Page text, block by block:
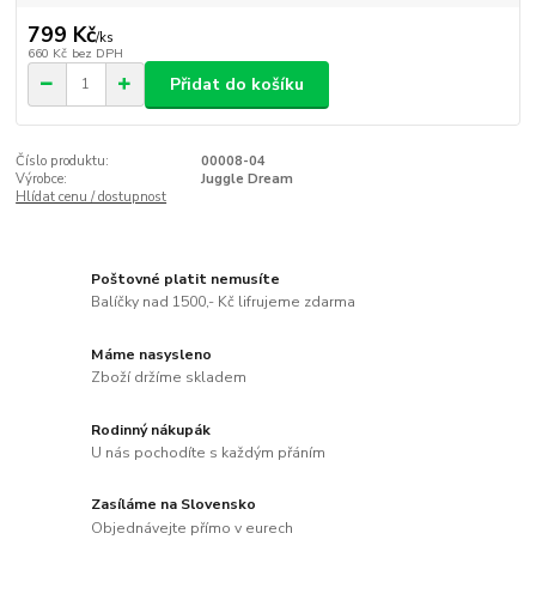
799 Kč/ks
660 Kč bez DPH
Přidat do košíku
Číslo produktu:
00008-04
Výrobce:
Juggle Dream
Hlídat cenu / dostupnost
Poštovné platit nemusíte
Balíčky nad 1500,- Kč lifrujeme zdarma
Máme nasysleno
Zboží držíme skladem
Rodinný nákupák
U nás pochodíte s každým přáním
Zasíláme na Slovensko
Objednávejte přímo v eurech